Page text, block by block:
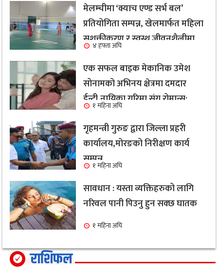
मेलम्चीमा ‘क्याच एण्ड सर्भ बल’
प्रतियोगिता सम्पन्न, खेलमार्फत महिला
सशक्तीकरण र स्वस्थ जीवनशैलीमा
जोड
४ हफ्ता अघि
एक सफल बाइक मेकानिक उमेश
सोनामको अभिनय क्षेत्रमा दमदार
ईन्ट्री,नायिका गरिमा संग रोमान्स:
हेर्नुहोस भिडियो ।
१ महिना अघि
गृहमन्त्री गुरुङ द्वारा जिल्ला प्रहरी
कार्यालय,मोरङको निरीक्षण कार्य
सम्पन्न१ महिना अघि
सावधान : यस्ता व्यक्तिहरुको लागि
नरिवल पानी पिउनु हुन सक्छ घातक
१ महिना अघि
राशिफल